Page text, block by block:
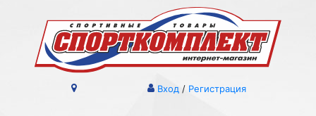
Вход / Регистрация